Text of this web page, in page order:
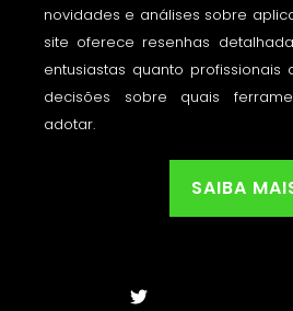
novidades e análises sobre
site oferece resenhas
entusiastas quanto profissionais
decisões sobre quais
adotar.
SAIBA